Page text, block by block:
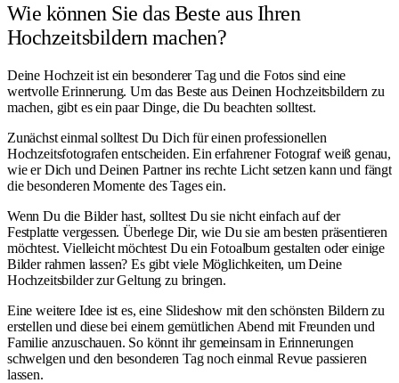
Wie können Sie das Beste aus Ihren
Hochzeitsbildern machen?
Deine Hochzeit ist ein besonderer Tag und die Fotos sind eine
wertvolle Erinnerung. Um das Beste aus Deinen Hochzeitsbildern zu
machen, gibt es ein paar Dinge, die Du beachten solltest.
Zunächst einmal solltest Du Dich für einen professionellen
Hochzeitsfotografen entscheiden. Ein erfahrener Fotograf weiß genau,
wie er Dich und Deinen Partner ins rechte Licht setzen kann und fängt
die besonderen Momente des Tages ein.
Wenn Du die Bilder hast, solltest Du sie nicht einfach auf der
Festplatte vergessen. Überlege Dir, wie Du sie am besten präsentieren
möchtest. Vielleicht möchtest Du ein Fotoalbum gestalten oder einige
Bilder rahmen lassen? Es gibt viele Möglichkeiten, um Deine
Hochzeitsbilder zur Geltung zu bringen.
Eine weitere Idee ist es, eine Slideshow mit den schönsten Bildern zu
erstellen und diese bei einem gemütlichen Abend mit Freunden und
Familie anzuschauen. So könnt ihr gemeinsam in Erinnerungen
schwelgen und den besonderen Tag noch einmal Revue passieren
lassen.